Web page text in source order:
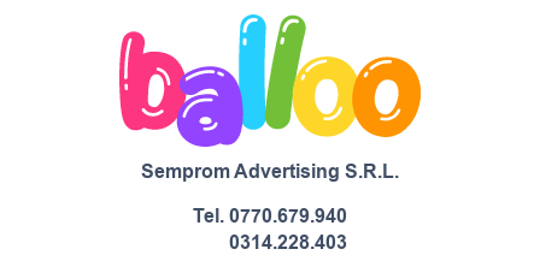
Semprom Advertising S.R.L.
Tel.0770.679.940
0314.228.403